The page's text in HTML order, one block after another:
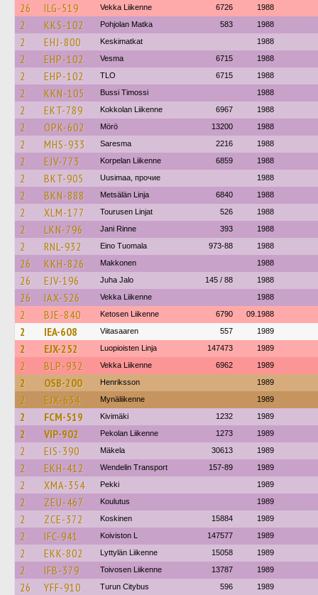
26 ILG-519 Vekka Liikenne 6726 1988
2 KKS-102 Pohjolan Matka 583 1988
2 EHJ-800 Keskimatkat 1988
2 EHP-102 Vesma 6715 1988
2 EHP-102 TLO 6715 1988
2 KKN-105 Bussi Timossi 1988
2 EKT-789 Kokkolan Liikenne 6967 1988
2 OPK-602 Mörö 13200 1988
2 MHS-933 Saresma 2216 1988
2 EJV-773 Korpelan Liikenne 6859 1988
2 BKT-905 Uusimaa, прочие 1988
2 BKN-888 Metsälän Linja 6840 1988
2 XLM-177 Tourusen Linjat 526 1988
2 LKN-796 Jani Rinne 393 1988
2 RNL-932 Eino Tuomala 973-88 1988
26 KKH-826 Makkonen 1988
26 EJV-196 Juha Jalo 145 / 88 1988
26 IAX-526 Vekka Liikenne 1988
2 BJE-840 Ketosen Liikenne 6790 09.1988
2 IEA-608 Viitasaaren 557 1989
2 EJX-252 Luopioisten Linja 147473 1989
2 BLP-932 Vekka Liikenne 6962 1989
2 OSB-200 Henriksson 1989
2 EJX-634 Mynäliikenne 1989
2 FCM-519 Kivimäki 1232 1989
2 VIP-902 Pekolan Liikenne 1273 1989
2 EIS-390 Mäkela 30613 1989
2 EKH-412 Wendelin Transport 157-89 1989
2 XMA-354 Pekki 1989
2 ZEU-467 Koulutus 1989
2 ZCE-372 Koskinen 15884 1989
2 IFC-941 Koiviston L 147577 1989
2 EKK-802 Lyttylän Liikenne 15058 1989
2 IFB-379 Toivosen Liikenne 13787 1989
26 YFF-910 Turun Citybus 596 1989